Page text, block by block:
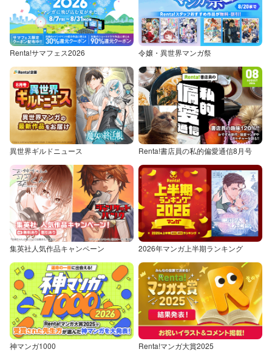
Renta!サマフェス2026 令嬢・異世界マンガ祭
異世界ギルドニュース Renta!書店員の私的偏愛通信8月号
集英社人気作品キャンペーン 2026年マンガ上半期ランキング
神マンガ1000 Renta!マンガ大賞2025